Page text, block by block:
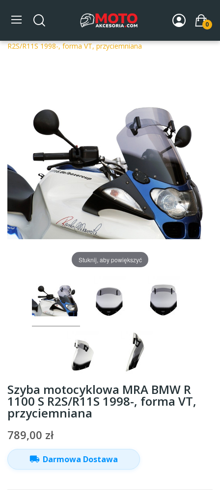
0
Strona główna DLA MOTOCYKLA Szyby
Szyby
R2S/R11S 1998-, forma VT, przyciemniana
Stuknij, aby powiększyć
Szyba motocyklowa MRA BMW R
1100 S R2S/R11S 1998-, forma VT,
przyciemniana
789,00 zł
local_shipping Darmowa Dostawa